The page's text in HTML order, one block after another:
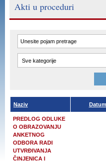
Akti u proceduri
Naziv Datum
PREDLOG ODLUKE
O OBRAZOVANJU
ANKETNOG
ODBORA RADI
UTVRĐIVANJA
ČINJENICA I